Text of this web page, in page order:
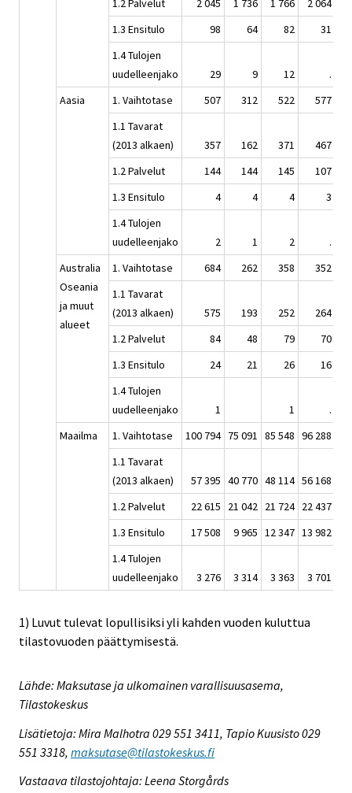
1.2 Palvelut 2 045 1 736 1 766 2 064
1.3 Ensitulo
98 64 82
31
1.4 Tulojen
uudelleenjako
29 9 12
.
Aasia
1. Vaihtotase 507 312 522
577
1.1 Tavarat
(2013 alkaen)
357 162 371
467
1.2 Palvelut
144 144 145
107
1.3 Ensitulo
4 4 4
3
1.4 Tulojen
uudelleenjako
2 1 2
.
Australia
Oseania
ja muut
alueet
1. Vaihtotase 684 262 358
352
1.1 Tavarat
(2013 alkaen)
575 193 252
264
1.2 Palvelut
84 48 79
70
1.3 Ensitulo
24 21 26
16
1.4 Tulojen
uudelleenjako
1 1
.
Maailma
1. Vaihtotase 100 794 75 091 85 548 96 288
1.1 Tavarat
(2013 alkaen)
57 395 40 770 48 114 56 168
1.2 Palvelut
22 615 21 042 21 724 22 437
1.3 Ensitulo
17 508 9 965 12 347 13 982
1.4 Tulojen
uudelleenjako
3 276 3 314 3 363 3 701
1) Luvut tulevat lopullisiksi yli kahden vuoden kuluttua
tilastovuoden päättymisestä.
Lähde: Maksutase ja ulkomainen varallisuusasema,
Tilastokeskus
Lisätietoja: Mira Malhotra 029 551 3411, Tapio Kuusisto 029
551 3318, maksutase@tilastokeskus.fi
Vastaava tilastojohtaja: Leena Storgårds